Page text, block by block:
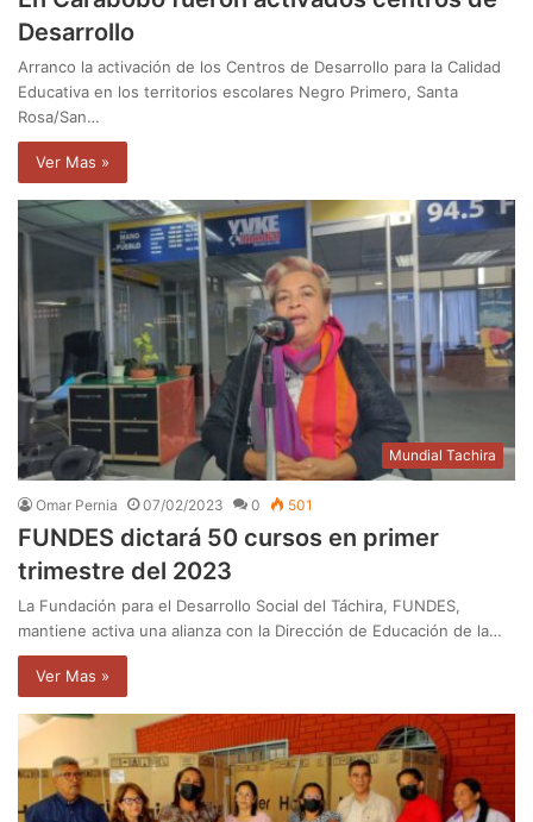
Desarrollo
Arranco la activación de los Centros de Desarrollo para la Calidad
Educativa en los territorios escolares Negro Primero, Santa
Rosa/San…
Ver Mas »
Mundial Tachira
Omar Pernia 07/02/2023 0 501
FUNDES dictará 50 cursos en primer
trimestre del 2023
La Fundación para el Desarrollo Social del Táchira, FUNDES,
mantiene activa una alianza con la Dirección de Educación de la…
Ver Mas »